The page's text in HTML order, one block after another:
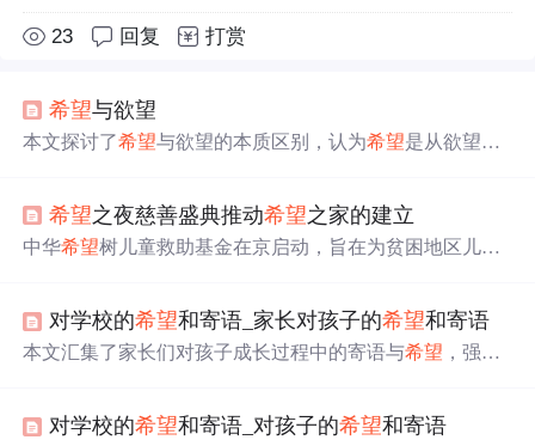
23 回复 打赏
希望与欲望
本文探讨了希望与欲望的本质区别，认为希望是从欲望层
的基础上，人们应该更多地朝着希望 的方向前进。
希望之夜慈善盛典推动希望之家的建立
中华希望树儿童救助基金在京启动，旨在为贫困地区儿童
和营养品。王晓棠、刘烨等嘉宾通过义卖支持基金。
对学校的希望和寄语_家长对孩子的希望和寄语
本文汇集了家长们对孩子成长过程中的寄语与希望 ，强调
对学校的希望和寄语_对孩子的希望和寄语